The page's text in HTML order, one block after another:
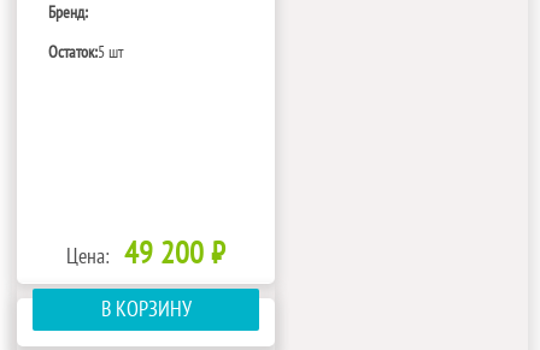
Бренд:
Остаток:5 шт
Цена: 49 200 ₽
В КОРЗИНУ